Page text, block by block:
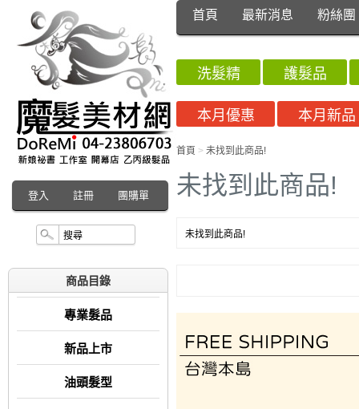
登入 註冊 團購單
首頁 最新消息 粉絲團
商品目錄
專業髮品
新品上市
油頭髮型
洗髮精
護髮品
本月優惠
本月新品
首頁 > 未找到此商品!
未找到此商品!
未找到此商品!